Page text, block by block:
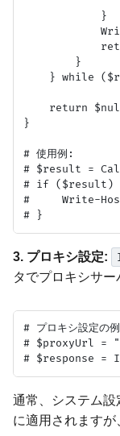
            }
        }
} while
return
}
# 使用例:
# $result = Call-
# if ($result)
#     Write-
3. プロキシ設定:
タでプロキシサー
# プロキシ設定の例
# $proxyUrl =
通常、システム
に適用されますが